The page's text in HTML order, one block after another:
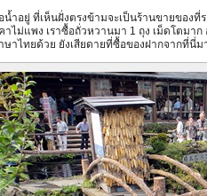
ำอยู่ ที่เห็นฝั่งตรงข้ามจะเป็นร้านขายของ
าไม่แพง เราซื้อถั่วหวานมา 1 ถุง เม็ดโตม
ษาไทยด้วย ยังเสียดายที่ซื้อของฝากจากที่นี่ม